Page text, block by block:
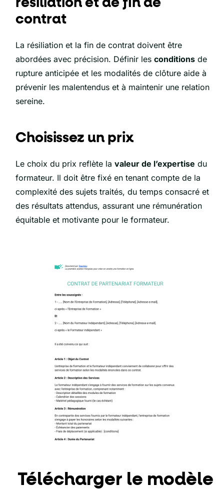
résiliation et de fin de
contrat
La résiliation et la fin de contrat doivent être
abordées avec précision. Définir lesconditions de
rupture anticipée et les modalités de clôture aide à
prévenir les malentendus et à maintenir une relation
sereine.
Choisissez un prix
Le choix du prix reflète lavaleur de l’expertise du
formateur. Il doit être fixé en tenant compte de la
complexité des sujets traités, du temps consacré et
des résultats attendus, assurant une rémunération
équitable et motivante pour le formateur.
Télécharger le modèle